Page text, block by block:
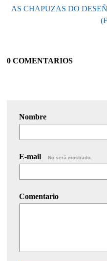
AS CHAPUZAS DO
0 COMENTARIOS
Nombre
E-mail No será mostrado.
Comentario